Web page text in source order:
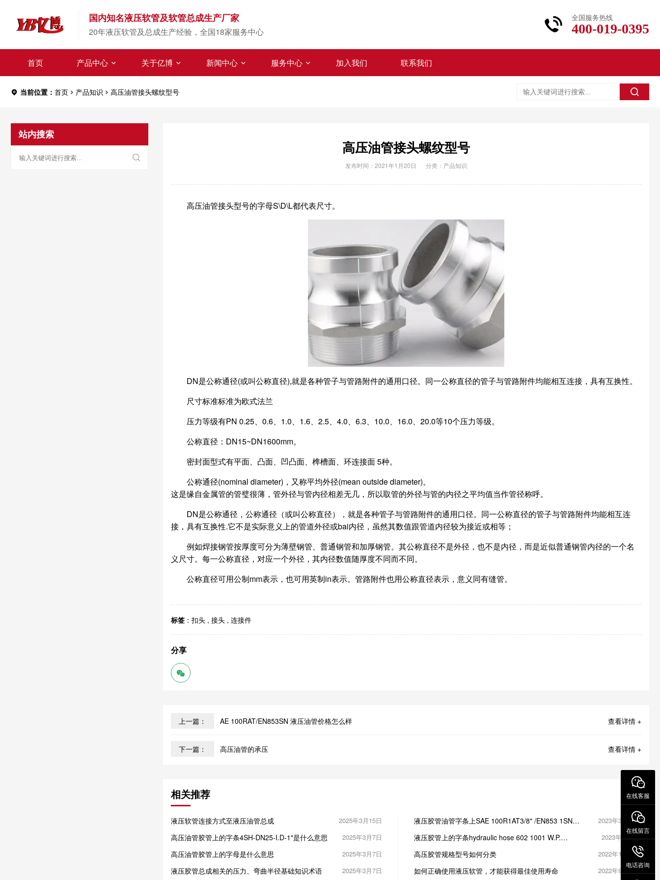
国内知名液压软管及软管总成生产厂家
20年液压软管及总成生产经验，全国18家服务中心
全国服务热线
400-019-0395
首页 产品中心 关于亿博 新闻中心 服务中心 加入我们 联系我们
当前位置： 首页 产品知识 高压油管接头螺纹型号
站内搜索
高压油管接头螺纹型号
发布时间：2021年1月20日 分类： 产品知识
高压油管接头型号的字母S\D\L都代表尺寸。
DN是公称通径(或叫公称直径),就是各种管子与管路附件的通用口径。同一公称直径的管子与管路附件均能相互连接，具有互换性。
尺寸标准标准为欧式法兰
压力等级有PN 0.25、0.6、1.0、1.6、2.5、4.0、6.3、10.0、16.0、20.0等10个压力等级。
公称直径：DN15~DN1600mm。
密封面型式有平面、凸面、凹凸面、榫槽面、环连接面 5种。
公称通径(nominal diameter)，又称平均外径(mean outside diameter)。
这是缘自金属管的管璧很薄，管外径与管内径相差无几，所以取管的外径与管的内径之平均值当作管径称呼。
DN是公称通径，公称通径（或叫公称直径），就是各种管子与管路附件的通用口径。同一公称直径的管子与管路附件均能相互连
接，具有互换性.它不是实际意义上的管道外径或bai内径，虽然其数值跟管道内径较为接近或相等；
例如焊接钢管按厚度可分为薄壁钢管、普通钢管和加厚钢管。其公称直径不是外径，也不是内径，而是近似普通钢管内径的一个名
义尺寸。每一公称直径，对应一个外径，其内径数值随厚度不同而不同。
公称直径可用公制mm表示，也可用英制in表示。管路附件也用公称直径表示，意义同有缝管。
标签 ： 扣头 , 接头 , 连接件
分享
上一篇： 查看详情 +
AE 100RAT/EN853SN 液压油管价格怎么样
下一篇： 查看详情 +
高压油管的承压
相关推荐
液压软管连接方式至液压油管总成 2025年3月15日
高压油管胶管上的字条4SH-DN25-I.D-1″是什么意思 2025年3月7日
高压油管胶管上的字母是什么意思 2025年3月7日
液压胶管总成相关的压力、弯曲半径基础知识术语 2025年3月7日
液压胶管油管字条上SAE 100R1AT3/8" /EN853 1SN
2023年3月15日
液压胶管上的字条hydraulic hose 602 1001 W.P.
2023年2月1日
高压胶管规格型号如何分类 2022年11月2日
如何正确使用液压软管，才能获得最佳使用寿命 2022年9月30日
在线客服
在线留言
电话咨询